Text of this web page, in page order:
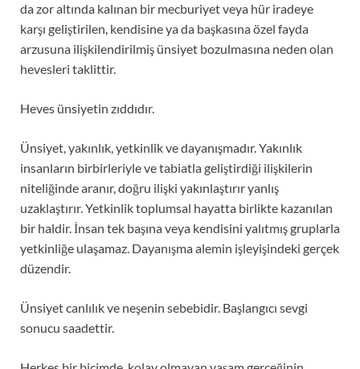
da zor altında kalınan bir mecburiyet veya hür iradeye
karşı geliştirilen, kendisine ya da başkasına özel fayda
arzusuna ilişkilendirilmiş ünsiyet bozulmasına neden olan
hevesleri taklittir.
Heves ünsiyetin zıddıdır.
Ünsiyet, yakınlık, yetkinlik ve dayanışmadır. Yakınlık
insanların birbirleriyle ve tabiatla geliştirdiği ilişkilerin
niteliğinde aranır, doğru ilişki yakınlaştırır yanlış
uzaklaştırır. Yetkinlik toplumsal hayatta birlikte kazanılan
bir haldir. İnsan tek başına veya kendisini yalıtmış gruplarla
yetkinliğe ulaşamaz. Dayanışma alemin işleyişindeki gerçek
düzendir.
Ünsiyet canlılık ve neşenin sebebidir. Başlangıcı sevgi
sonucu saadettir.